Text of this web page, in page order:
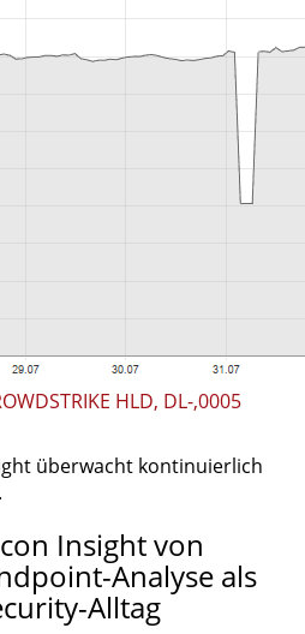
HLD, DL-,0005
überwacht kontinuierlich
Insight von
Analyse als
Alltag